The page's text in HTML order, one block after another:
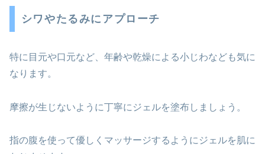
シワやたるみにアプローチ
特に目元や口元など、年齢や乾燥による小じわなども気に
なります。
摩擦が生じないように丁寧にジェルを塗布しましょう。
指の腹を使って優しくマッサージするようにジェルを肌に